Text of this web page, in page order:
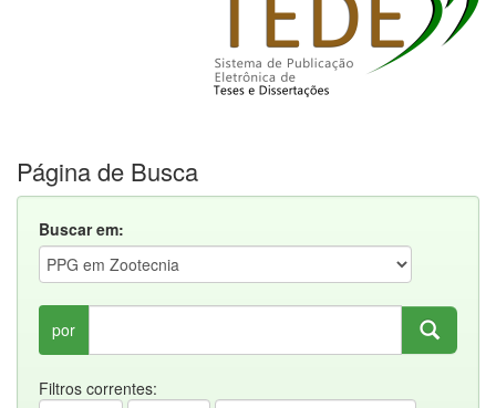
Página de Busca
Buscar em:
por
Filtros correntes: